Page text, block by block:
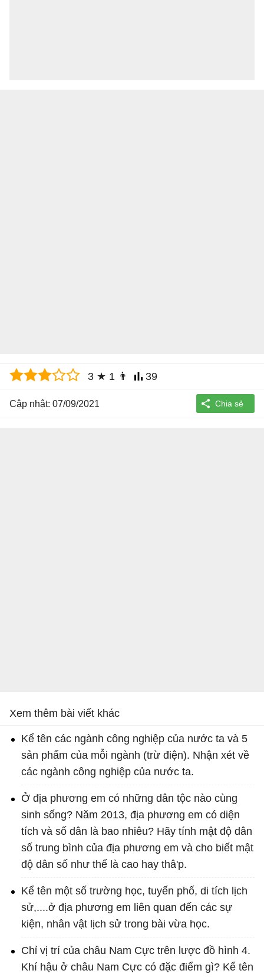
3 ★ 1 👨 39
Cập nhật: 07/09/2021
Xem thêm bài viết khác
Kể tên các ngành công nghiệp của nước ta và 5
sản phẩm của mỗi ngành (trừ điện). Nhận xét về
các ngành công nghiệp của nước ta.
Ở địa phương em có những dân tộc nào cùng
sinh sống? Năm 2013, địa phương em có diện
tích và số dân là bao nhiêu? Hãy tính mật độ dân
số trung bình của địa phương em và cho biết mật
độ dân số như thế là cao hay thâ'p.
Kể tên một số trường học, tuyến phố, di tích lịch
sử,....ở địa phương em liên quan đến các sự
kiện, nhân vật lịch sử trong bài vừa học.
Chỉ vị trí của châu Nam Cực trên lược đồ hình 4.
Khí hậu ở châu Nam Cực có đặc điểm gì? Kể tên